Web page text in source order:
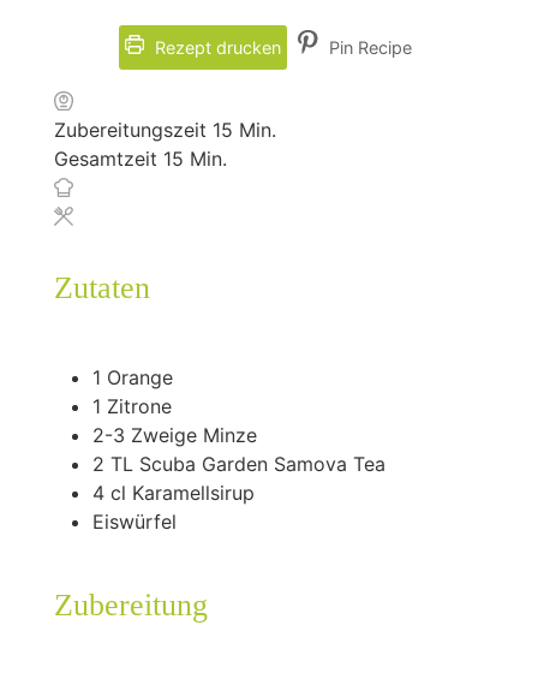
Rezept drucken Pin Recipe
Zubereitungszeit 15Minuten
Min.
Gesamtzeit 15Minuten
Min.
Zutaten
1 Orange
1 Zitrone
2-3 Zweige Minze
2 TL Scuba Garden Samova Tea
4 cl Karamellsirup
Eiswürfel
Zubereitung